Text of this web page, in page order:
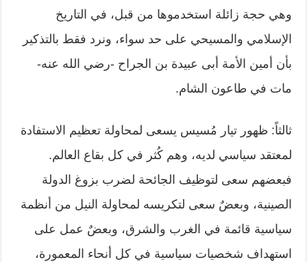
وهي حجة زائلة استخدموها من قبل، في التاريخ
الإسلامي والمسيحي على حد سواء، ونرد فقط بالتذكير
بأن أمين الأمة أبى عبيدة بن الجراح -رضي الله عنه-
مات في طاعون الشام.
ثالثاً: ظهور تيار مُسيس يسعى لمحاولة تعظيم الاستفادة
لمعتقد سياسي لديه، وهم كُثر في كل بقاع العالم.
فبعضهم سعى لتوظيف الجائحة لضرب بزوغ الدولة
الصينية، وبعضٌ سعى لتكريسه لمحاولة النيل من أنظمة
سياسية قائمة في الغرب والشرق، وبعضٌ عمل على
استهداف شخصيات سياسية في كل أنحاء المعمورة،